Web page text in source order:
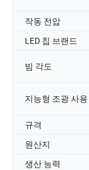
작동 전압
LED 칩 브랜드
빔 각도
지능형 조광 사
규격
원산지
생산 능력